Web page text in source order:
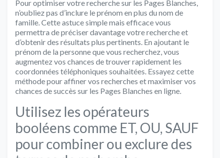
Pour optimiser votre recherche sur les Pages Blanches,
n’oubliez pas d’inclure le prénom en plus du nom de
famille. Cette astuce simple mais efficace vous
permettra de préciser davantage votre recherche et
d’obtenir des résultats plus pertinents. En ajoutant le
prénom de la personne que vous recherchez, vous
augmentez vos chances de trouver rapidement les
coordonnées téléphoniques souhaitées. Essayez cette
méthode pour affiner vos recherches et maximiser vos
chances de succès sur les Pages Blanches en ligne.
Utilisez les opérateurs
booléens comme ET, OU, SAUF
pour combiner ou exclure des